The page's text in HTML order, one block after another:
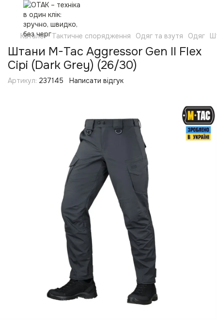
Каталог Тактичне спорядження Одяг та взутя Одяг
Штани M-Tac Aggressor Gen II Flex
Сірі (Dark Grey) (26/30)
Артикул: 237145 Написати відгук